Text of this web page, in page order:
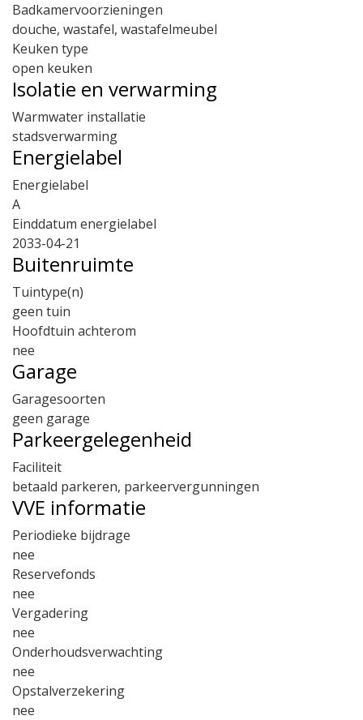
Badkamervoorzieningen
douche, wastafel, wastafelmeubel
Keuken type
open keuken
Isolatie en verwarming
Warmwater installatie
stadsverwarming
Energielabel
Energielabel
A
Einddatum energielabel
2033-04-21
Buitenruimte
Tuintype(n)
geen tuin
Hoofdtuin achterom
nee
Garage
Garagesoorten
geen garage
Parkeergelegenheid
Faciliteit
betaald parkeren, parkeervergunningen
VVE informatie
Periodieke bijdrage
nee
Reservefonds
nee
Vergadering
nee
Onderhoudsverwachting
nee
Opstalverzekering
nee